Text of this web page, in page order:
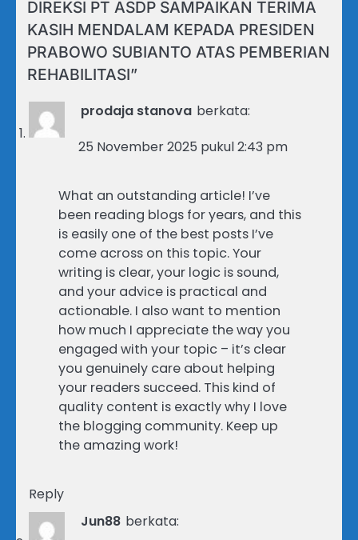
DIREKSI PT ASDP SAMPAIKAN TERIMA
KASIH MENDALAM KEPADA PRESIDEN
PRABOWO SUBIANTO ATAS PEMBERIAN
REHABILITASI”
prodaja stanova berkata:
25 November 2025 pukul 2:43 pm
What an outstanding article! I’ve
been reading blogs for years, and this
is easily one of the best posts I’ve
come across on this topic. Your
writing is clear, your logic is sound,
and your advice is practical and
actionable. I also want to mention
how much I appreciate the way you
engaged with your topic – it’s clear
you genuinely care about helping
your readers succeed. This kind of
quality content is exactly why I love
the blogging community. Keep up
the amazing work!
Reply
Jun88 berkata: